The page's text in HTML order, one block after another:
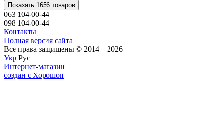
Показать 1656 товаров
063 104-00-44
098 104-00-44
Контакты
Полная версия сайта
Все права защищены © 2014—2026
Укр Рус
Интернет-магазин
создан с Хорошоп